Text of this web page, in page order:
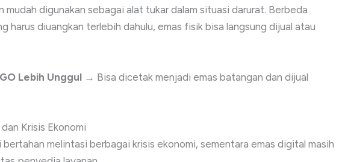
mudah digunakan sebagai alat tukar dalam situasi darurat. Berbeda
harus diuangkan terlebih dahulu, emas fisik bisa langsung dijual atau
Lebih Unggul → Bisa dicetak menjadi emas batangan dan dijual
Krisis Ekonomi
melintasi berbagai krisis ekonomi, sementara emas digital masih